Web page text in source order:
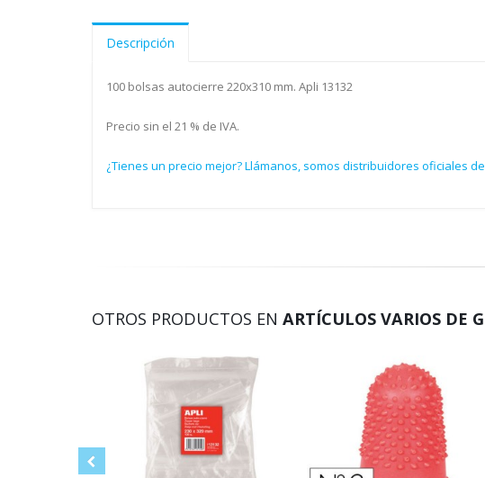
Descripción
100 bolsas autocierre 220x310 mm. Apli 13132
Precio sin el 21 % de IVA.
¿Tienes un precio mejor? Llámanos, somos distribuidores oficiales de
OTROS PRODUCTOS EN ARTÍCULOS VARIOS DE